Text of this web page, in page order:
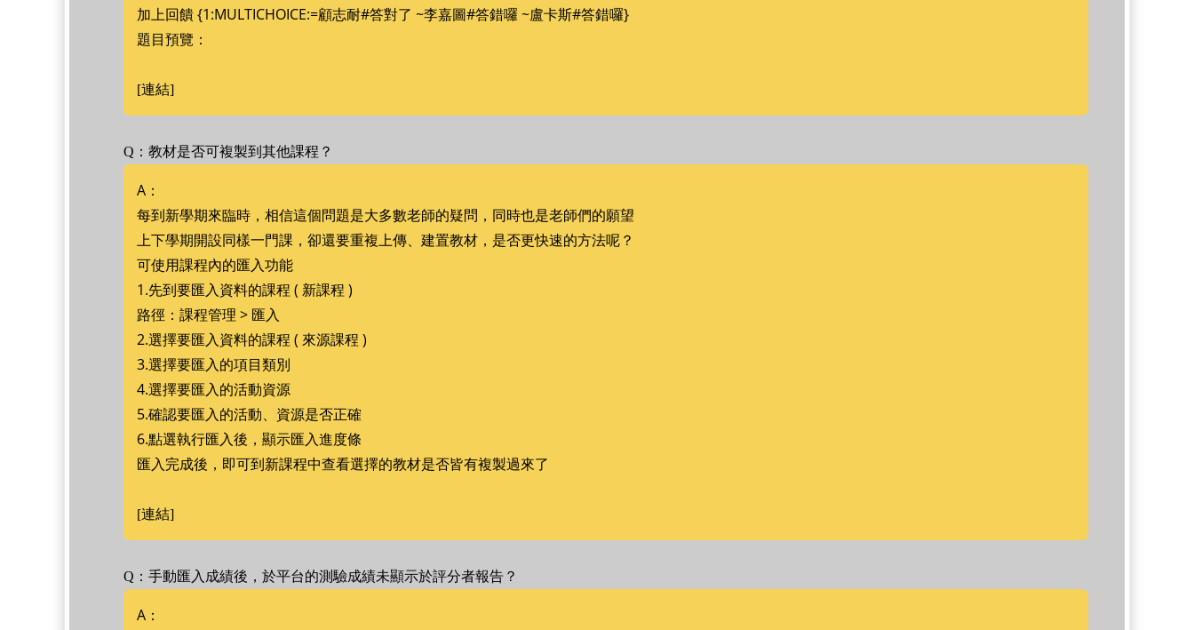
加上回饋 {1:MULTICHOICE:=顧志耐#答對了 ~李嘉圖#答錯囉 ~盧卡斯#答錯囉}
題目預覽：
[連結]
Q：教材是否可複製到其他課程？
A：
每到新學期來臨時，相信這個問題是大多數老師的疑問，同時也是老師們的願望
上下學期開設同樣一門課，卻還要重複上傳、建置教材，是否更快速的方法呢？
可使用課程內的匯入功能
1.先到要匯入資料的課程 ( 新課程 )
路徑：課程管理 > 匯入
2.選擇要匯入資料的課程 ( 來源課程 )
3.選擇要匯入的項目類別
4.選擇要匯入的活動資源
5.確認要匯入的活動、資源是否正確
6.點選執行匯入後，顯示匯入進度條
匯入完成後，即可到新課程中查看選擇的教材是否皆有複製過來了
[連結]
Q：手動匯入成績後，於平台的測驗成績未顯示於評分者報告？
A：